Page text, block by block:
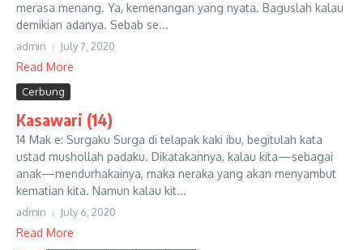
merasa menang. Ya, kemenangan yang nyata. Baguslah kalau
demikian adanya. Sebab se...
admin July 7, 2020
Read More
Cerbung
Kasawari (14)
14 Mak e: Surgaku Surga di telapak kaki ibu, begitulah kata
ustad mushollah padaku. Dikatakannya, kalau kita—sebagai
anak—mendurhakainya, maka neraka yang akan menyambut
kematian kita. Namun kalau kit...
admin July 6, 2020
Read More